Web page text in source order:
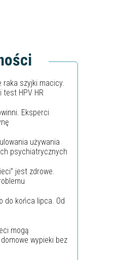
raka szyjki macicy.
test HPV HR
Eksperci
używania
psychiatrycznych
jest zdrowe.
do końca lipca. Od
mogą
wypieki bez